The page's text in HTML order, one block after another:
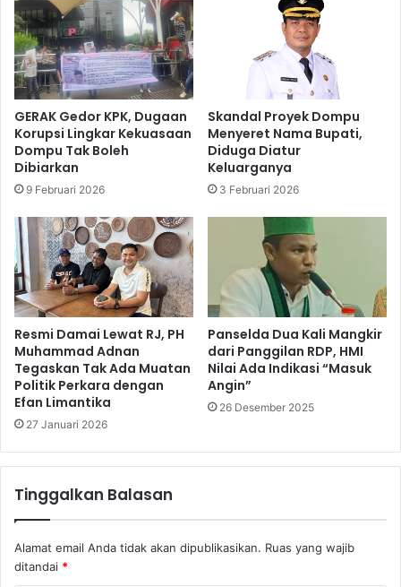
GERAK Gedor KPK, Dugaan
Korupsi Lingkar Kekuasaan
Dompu Tak Boleh
Dibiarkan
9 Februari 2026
Skandal Proyek Dompu
Menyeret Nama Bupati,
Diduga Diatur
Keluarganya
3 Februari 2026
Resmi Damai Lewat RJ, PH
Muhammad Adnan
Tegaskan Tak Ada Muatan
Politik Perkara dengan
Efan Limantika
27 Januari 2026
Panselda Dua Kali Mangkir
dari Panggilan RDP, HMI
Nilai Ada Indikasi “Masuk
Angin”
26 Desember 2025
Tinggalkan Balasan
Alamat email Anda tidak akan dipublikasikan. Ruas yang wajib
ditandai *